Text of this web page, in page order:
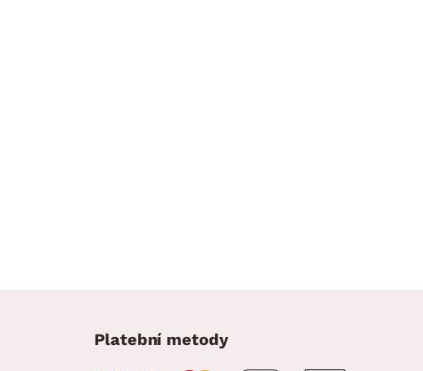
Platební metody